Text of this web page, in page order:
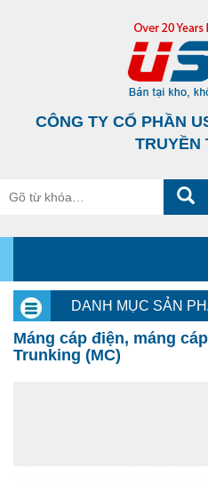
CÔNG TY CỔ PHẦN
TRUYỀN
DANH MỤC SẢN
Máng cáp điện, máng
Trunking (MC)